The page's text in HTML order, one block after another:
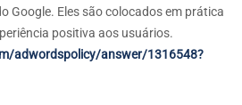
Google. Eles são colocados em prática
positiva aos usuários.
adwordspolicy/answer/1316548?